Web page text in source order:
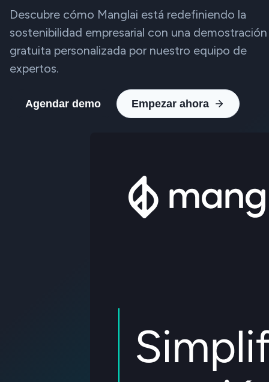
Descubre cómo Manglai está redefiniendo la
sostenibilidad empresarial con una demostración
gratuita personalizada por nuestro equipo de
expertos.
Agendar demo Empezar ahora